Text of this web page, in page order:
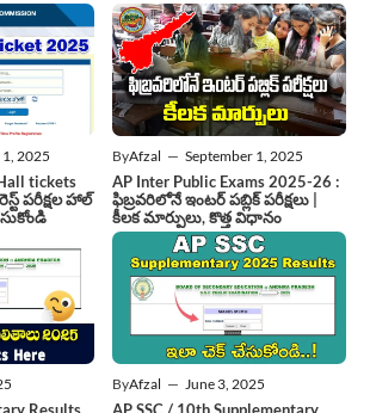
2025
tickets
పరీక్షల హాల్
ByAfzal — September 1, 2025
AP Inter Public Exams 2025-26 :
ఫిబ్రవరిలోనే ఇంటర్ పబ్లిక్ పరీక్షలు |
కీలక మార్పులు, కొత్త విధానం
ByAfzal — June 3, 2025